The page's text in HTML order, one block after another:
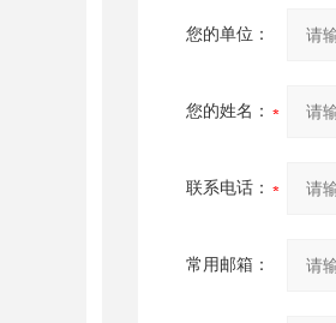
您的单位：
您的姓名：
联系电话：
常用邮箱：